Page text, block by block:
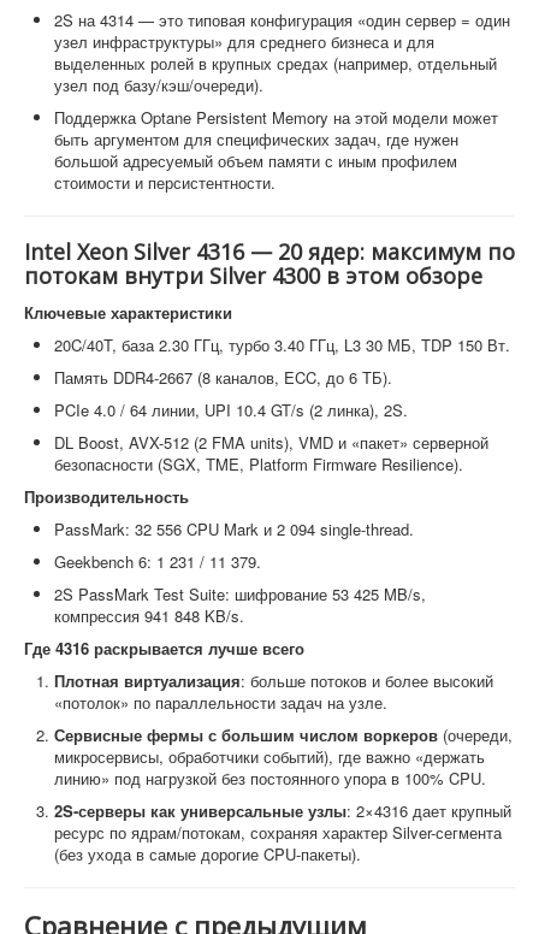
2S на 4314 — это типовая конфигурация «один сервер = один
узел инфраструктуры» для среднего бизнеса и для
выделенных ролей в крупных средах (например, отдельный
узел под базу/кэш/очереди).
Поддержка Optane Persistent Memory на этой модели может
быть аргументом для специфических задач, где нужен
большой адресуемый объем памяти с иным профилем
стоимости и персистентности.
Intel Xeon Silver 4316 — 20 ядер: максимум по
потокам внутри Silver 4300 в этом обзоре
Ключевые характеристики
20C/40T, база 2.30 ГГц, турбо 3.40 ГГц, L3 30 МБ, TDP 150 Вт.
Память DDR4-2667 (8 каналов, ECC, до 6 ТБ).
PCIe 4.0 / 64 линии, UPI 10.4 GT/s (2 линка), 2S.
DL Boost, AVX-512 (2 FMA units), VMD и «пакет» серверной
безопасности (SGX, TME, Platform Firmware Resilience).
Производительность
PassMark: 32 556 CPU Mark и 2 094 single-thread.
Geekbench 6: 1 231 / 11 379.
2S PassMark Test Suite: шифрование 53 425 MB/s,
компрессия 941 848 KB/s.
Где 4316 раскрывается лучше всего
Плотная виртуализация: больше потоков и более высокий
«потолок» по параллельности задач на узле.
Сервисные фермы с большим числом воркеров (очереди,
микросервисы, обработчики событий), где важно «держать
линию» под нагрузкой без постоянного упора в 100% CPU.
2S-серверы как универсальные узлы: 2×4316 дает крупный
ресурс по ядрам/потокам, сохраняя характер Silver-сегмента
(без ухода в самые дорогие CPU-пакеты).
Сравнение с предыдущим